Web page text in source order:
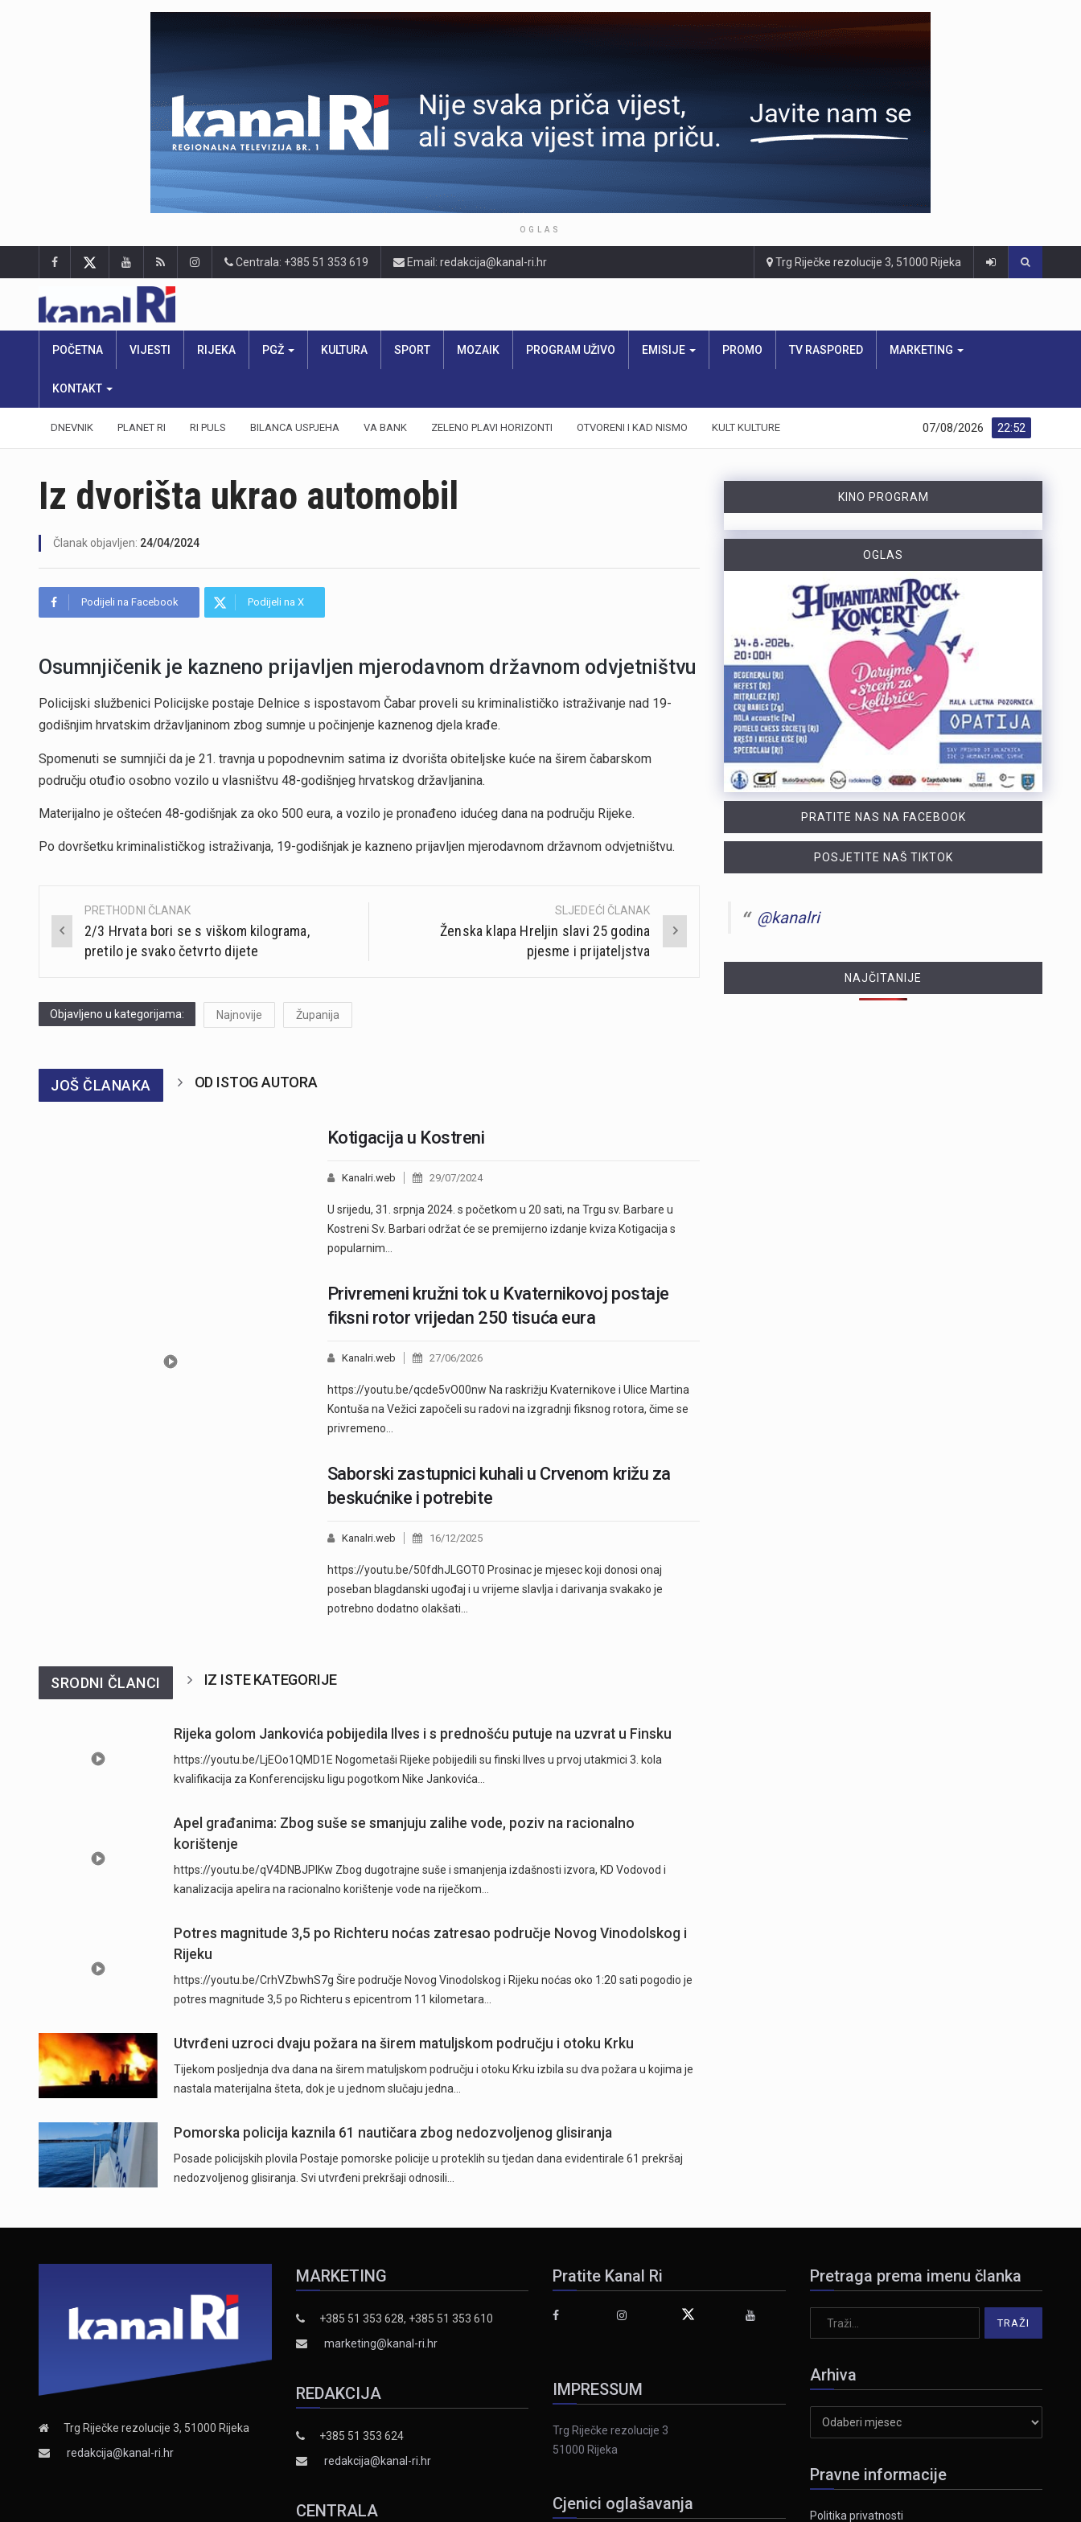
OGLAS
Centrala: +385 51 353 619 Email: redakcija@kanal-ri.hr Trg Riječke rezolucije 3, 51000 Rijeka
POČETNA VIJESTI RIJEKA PGŽ KULTURA SPORT MOZAIK PROGRAM UŽIVO EMISIJE PROMO TV RASPORED MARKETING
KONTAKT
DNEVNIK PLANET RI RI PULS BILANCA USPJEHA VA BANK ZELENO PLAVI HORIZONTI OTVORENI I KAD NISMO KULT KULTURE 22:52
07/08/2026
Iz dvorišta ukrao automobil
Članak objavljen: 24/04/2024
Podijeli na Facebook Podijeli na X
Osumnjičenik je kazneno prijavljen mjerodavnom državnom odvjetništvu
Policijski službenici Policijske postaje Delnice s ispostavom Čabar proveli su kriminalističko istraživanje nad 19-
godišnjim hrvatskim državljaninom zbog sumnje u počinjenje kaznenog djela krađe.
Spomenuti se sumnjiči da je 21. travnja u popodnevnim satima iz dvorišta obiteljske kuće na širem čabarskom
području otuđio osobno vozilo u vlasništvu 48-godišnjeg hrvatskog državljanina.
Materijalno je oštećen 48-godišnjak za oko 500 eura, a vozilo je pronađeno idućeg dana na području Rijeke.
Po dovršetku kriminalističkog istraživanja, 19-godišnjak je kazneno prijavljen mjerodavnom državnom odvjetništvu.
Post
navigation
PRETHODNI ČLANAK
2/3 Hrvata bori se s viškom kilograma,
pretilo je svako četvrto dijete
SLJEDEĆI ČLANAK
Ženska klapa Hreljin slavi 25 godina
pjesme i prijateljstva
Objavljeno u kategorijama: Najnovije Županija
JOŠ ČLANAKA OD ISTOG AUTORA
Kotigacija u Kostreni
Kanalri.web 29/07/2024
U srijedu, 31. srpnja 2024. s početkom u 20 sati, na Trgu sv. Barbare u
Kostreni Sv. Barbari održat će se premijerno izdanje kviza Kotigacija s
popularnim…
Privremeni kružni tok u Kvaternikovoj postaje
fiksni rotor vrijedan 250 tisuća eura
Kanalri.web 27/06/2026
https://youtu.be/qcde5vO00nw Na raskrižju Kvaternikove i Ulice Martina
Kontuša na Vežici započeli su radovi na izgradnji fiksnog rotora, čime se
privremeno…
Saborski zastupnici kuhali u Crvenom križu za
beskućnike i potrebite
Kanalri.web 16/12/2025
https://youtu.be/50fdhJLGOT0 Prosinac je mjesec koji donosi onaj
poseban blagdanski ugođaj i u vrijeme slavlja i darivanja svakako je
potrebno dodatno olakšati…
SRODNI ČLANCI IZ ISTE KATEGORIJE
Rijeka golom Jankovića pobijedila Ilves i s prednošću putuje na uzvrat u Finsku
https://youtu.be/LjEOo1QMD1E Nogometaši Rijeke pobijedili su finski Ilves u prvoj utakmici 3. kola
kvalifikacija za Konferencijsku ligu pogotkom Nike Jankovića…
Apel građanima: Zbog suše se smanjuju zalihe vode, poziv na racionalno
korištenje
https://youtu.be/qV4DNBJPlKw Zbog dugotrajne suše i smanjenja izdašnosti izvora, KD Vodovod i
kanalizacija apelira na racionalno korištenje vode na riječkom…
Potres magnitude 3,5 po Richteru noćas zatresao područje Novog Vinodolskog i
Rijeku
https://youtu.be/CrhVZbwhS7g Šire područje Novog Vinodolskog i Rijeku noćas oko 1:20 sati pogodio je
potres magnitude 3,5 po Richteru s epicentrom 11 kilometara…
Utvrđeni uzroci dvaju požara na širem matuljskom području i otoku Krku
Tijekom posljednja dva dana na širem matuljskom području i otoku Krku izbila su dva požara u kojima je
nastala materijalna šteta, dok je u jednom slučaju jedna…
Pomorska policija kaznila 61 nautičara zbog nedozvoljenog glisiranja
Posade policijskih plovila Postaje pomorske policije u proteklih su tjedan dana evidentirale 61 prekršaj
nedozvoljenog glisiranja. Svi utvrđeni prekršaji odnosili…
KINO PROGRAM
OGLAS
PRATITE NAS NA FACEBOOK
POSJETITE NAŠ TIKTOK
@kanalri
NAJČITANIJE
Trg Riječke rezolucije 3, 51000 Rijeka
redakcija@kanal-ri.hr
MARKETING
+385 51 353 628, +385 51 353 610
marketing@kanal-ri.hr
REDAKCIJA
+385 51 353 624
redakcija@kanal-ri.hr
CENTRALA
Pratite Kanal Ri
IMPRESSUM
Trg Riječke rezolucije 3
51000 Rijeka
Cjenici oglašavanja
Pretraga prema imenu članka
Arhiva
Pravne informacije
Politika privatnosti